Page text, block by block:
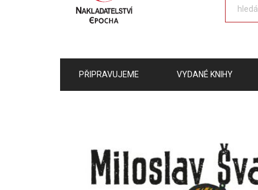
PŘIPRAVUJEME VYDANÉ KNIHY